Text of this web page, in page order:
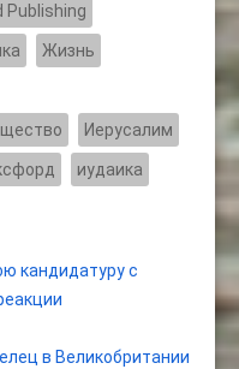
Publishing
Жизнь
Иерусалим
иудаика
кандидатуру с
в Великобритании